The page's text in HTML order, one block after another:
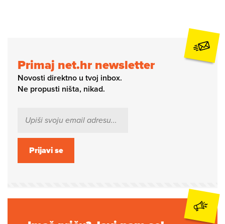
Primaj net.hr newsletter
Novosti direktno u tvoj inbox.
Ne propusti ništa, nikad.
Prijavi se